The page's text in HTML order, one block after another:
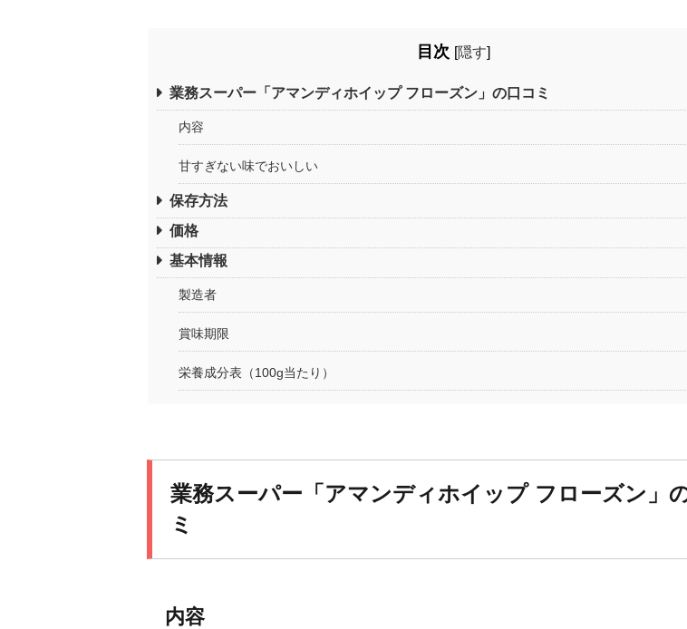
目次 [隠す]
業務スーパー「アマンディホイップ フローズン」の口コミ
内容
甘すぎない味でおいしい
保存方法
価格
基本情報
製造者
賞味期限
栄養成分表（100g当たり）
業務スーパー「アマンディホイップ フローズン」
ミ
内容